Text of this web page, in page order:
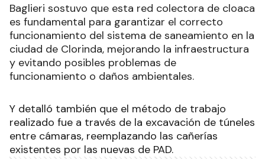
Baglieri sostuvo que esta red colectora de cloaca
es fundamental para garantizar el correcto
funcionamiento del sistema de saneamiento en la
ciudad de Clorinda, mejorando la infraestructura
y evitando posibles problemas de
funcionamiento o daños ambientales.
Y detalló también que el método de trabajo
realizado fue a través de la excavación de túneles
entre cámaras, reemplazando las cañerías
existentes por las nuevas de PAD.